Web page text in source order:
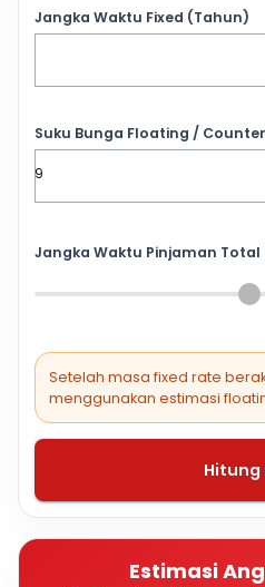
Jangka Waktu Fixed (Tahun)
Suku Bunga Floating /
Jangka Waktu Pinjaman
Setelah masa fixed rate
menggunakan estimasi
Hitung
Estimasi